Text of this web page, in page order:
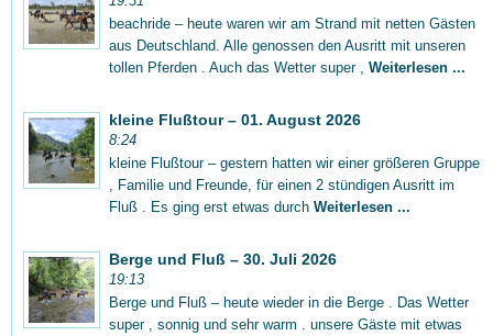
beachride – heute waren wir am Strand mit netten Gästen
aus Deutschland. Alle genossen den Ausritt mit unseren
tollen Pferden . Auch das Wetter super , Weiterlesen ...
kleine Flußtour – 01. August 2026
8:24
kleine Flußtour – gestern hatten wir einer größeren Gruppe
, Familie und Freunde, für einen 2 stündigen Ausritt im
Fluß . Es ging erst etwas durch Weiterlesen ...
Berge und Fluß – 30. Juli 2026
19:13
Berge und Fluß – heute wieder in die Berge . Das Wetter
super , sonnig und sehr warm . unsere Gäste mit etwas